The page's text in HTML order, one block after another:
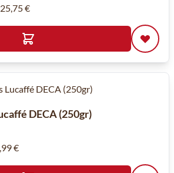
25,75 €
DECA (250gr)
€